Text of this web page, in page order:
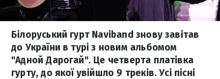
Білоруський гурт Naviband знову завітав
до України в турі з новим альбомом
"Адной Дарогай". Це четверта платівка
гурту, до якої увійшло 9 треків. Усі пісні